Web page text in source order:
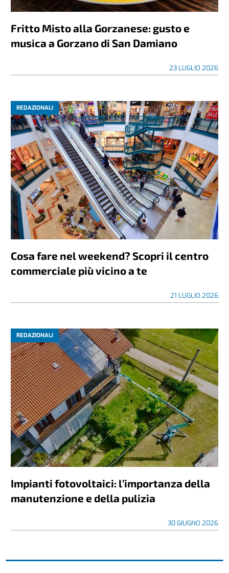
Fritto Misto alla Gorzanese: gusto e
musica a Gorzano di San Damiano
23 LUGLIO 2026
REDAZIONALI
Cosa fare nel weekend? Scopri il centro
commerciale più vicino a te
21 LUGLIO 2026
REDAZIONALI
Impianti fotovoltaici: l’importanza della
manutenzione e della pulizia
30 GIUGNO 2026